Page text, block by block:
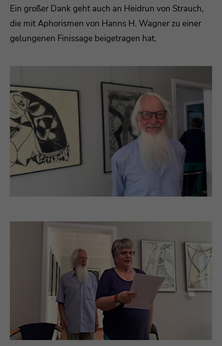
Ein großer Dank geht auch an Heidrun von Strauch,
die mit Aphorismen von Hanns H. Wagner zu einer
gelungenen Finissage beigetragen hat.